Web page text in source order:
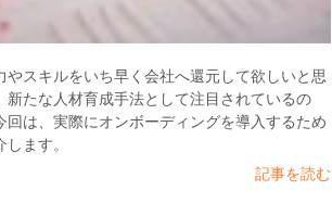
やスキルをいち早く会社へ還元して欲しいと思
新たな人材育成手法として注目されているの
回は、実際にオンボーディングを導入するため
ます。
記事を読む